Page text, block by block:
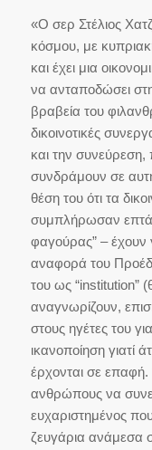
«Ο σερ Στέλιος
κόσμου, με
και έχει μια
να ανταποδώσει
βραβεία του
δικοινοτικές
και την
συνδράμουν σε
θέση του ότι τα
συμπλήρωσαν επτά
φαγούρας” – έχουν
αναφορά του
του ως “institution”
αναγνωρίζουν,
στους ηγέτες του
ικανοποίηση γιατί
έρχονται σε επαφή.
ανθρώπους να
ευχαριστημένος
ζευγάρια ανάμεσα